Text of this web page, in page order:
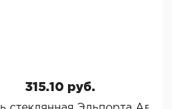
315.10 руб.